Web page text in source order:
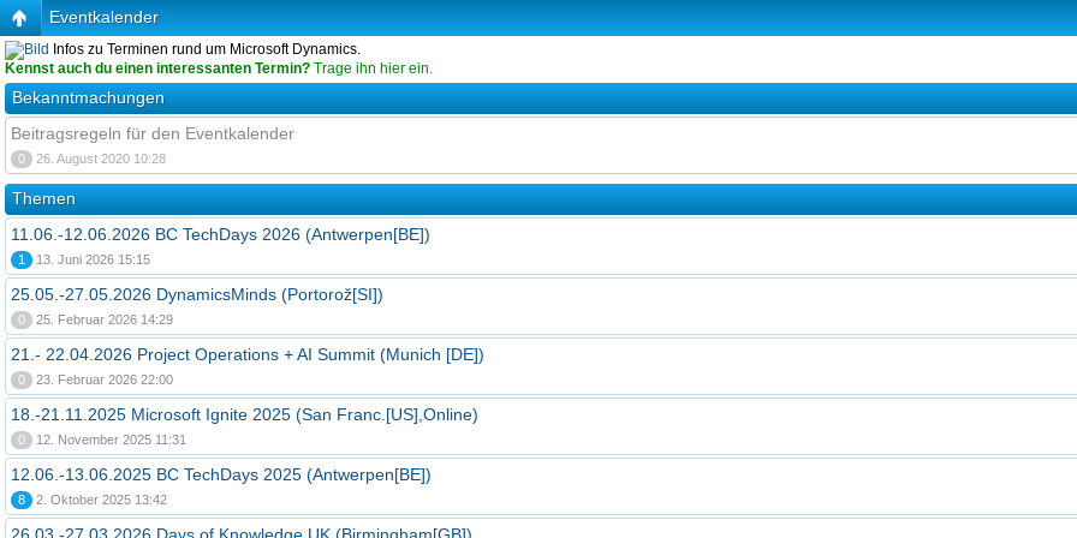
Eventkalender
Infos zu Terminen rund um Microsoft Dynamics.
Kennst auch du einen interessanten Termin? Trage ihn hier ein.
Bekanntmachungen
Beitragsregeln für den Eventkalender
0 26. August 2020 10:28
Themen
11.06.-12.06.2026 BC TechDays 2026 (Antwerpen[BE])
1 13. Juni 2026 15:15
25.05.-27.05.2026 DynamicsMinds (Portorož[SI])
0 25. Februar 2026 14:29
21.- 22.04.2026 Project Operations + AI Summit (Munich [DE])
0 23. Februar 2026 22:00
18.-21.11.2025 Microsoft Ignite 2025 (San Franc.[US],Online)
0 12. November 2025 11:31
12.06.-13.06.2025 BC TechDays 2025 (Antwerpen[BE])
8 2. Oktober 2025 13:42